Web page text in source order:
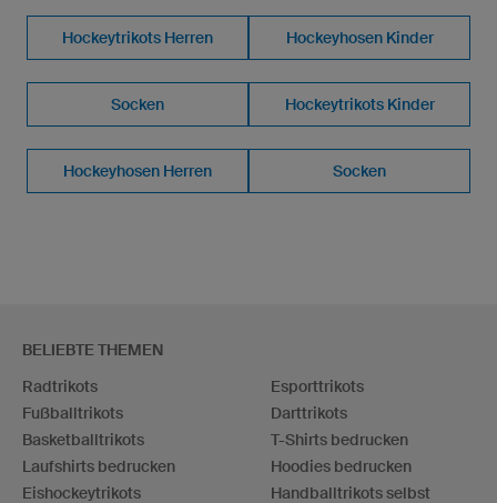
Hockeytrikots Herren Hockeyhosen Kinder
Socken Hockeytrikots Kinder
Hockeyhosen Herren Socken
BELIEBTE THEMEN
Radtrikots
Fußballtrikots
Basketballtrikots
Laufshirts bedrucken
Eishockeytrikots
Esporttrikots
Darttrikots
T-Shirts bedrucken
Hoodies bedrucken
Handballtrikots selbst